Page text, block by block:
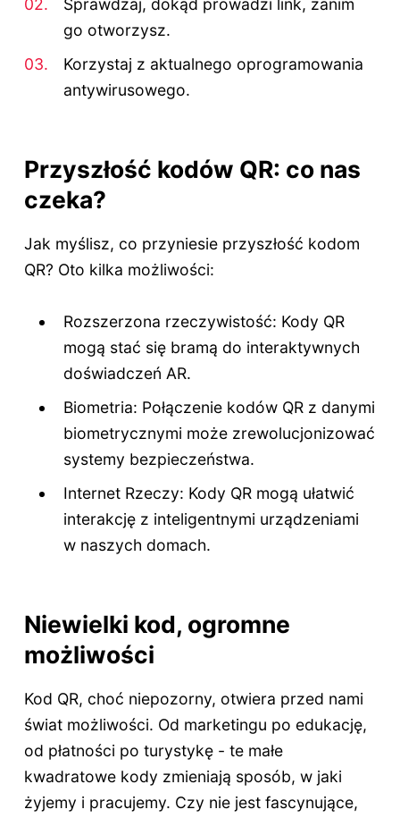
Sprawdzaj, dokąd prowadzi link, zanim
go otworzysz.
Korzystaj z aktualnego oprogramowania
antywirusowego.
Przyszłość kodów QR: co nas
czeka?
Jak myślisz, co przyniesie przyszłość kodom
QR? Oto kilka możliwości:
Rozszerzona rzeczywistość: Kody QR
mogą stać się bramą do interaktywnych
doświadczeń AR.
Biometria: Połączenie kodów QR z danymi
biometrycznymi może zrewolucjonizować
systemy bezpieczeństwa.
Internet Rzeczy: Kody QR mogą ułatwić
interakcję z inteligentnymi urządzeniami
w naszych domach.
Niewielki kod, ogromne
możliwości
Kod QR, choć niepozorny, otwiera przed nami
świat możliwości. Od marketingu po edukację,
od płatności po turystykę - te małe
kwadratowe kody zmieniają sposób, w jaki
żyjemy i pracujemy. Czy nie jest fascynujące,